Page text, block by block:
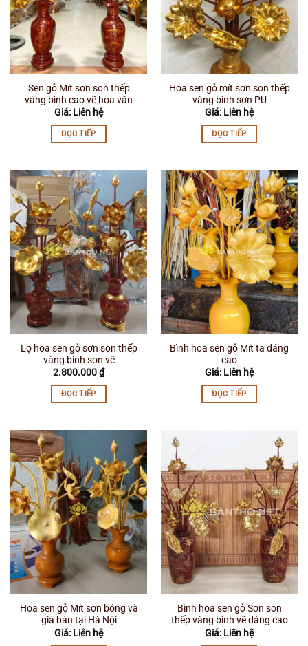
Sen gỗ Mít sơn son thếp
vàng bình cao vẽ hoa văn
Giá: Liên hệ
ĐỌC TIẾP
Hoa sen gỗ mít sơn son thếp
vàng bình sơn PU
Giá: Liên hệ
ĐỌC TIẾP
Lọ hoa sen gỗ sơn son thếp
vàng bình son vẽ
2.800.000₫
ĐỌC TIẾP
Bình hoa sen gỗ Mít ta dáng
cao
Giá: Liên hệ
ĐỌC TIẾP
Hoa sen gỗ Mít sơn bóng và
giá bán tại Hà Nội
Giá: Liên hệ
Bình hoa sen gỗ Sơn son
thếp vàng bình vẽ dáng cao
Giá: Liên hệ